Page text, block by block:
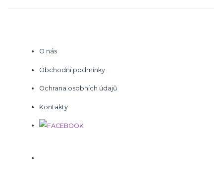
O nás
Obchodní podmínky
Ochrana osobních údajů
Kontakty